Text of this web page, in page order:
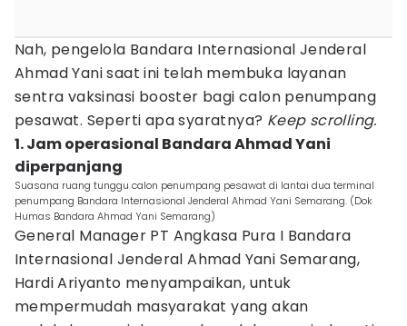
Nah, pengelola Bandara Internasional Jenderal
Ahmad Yani saat ini telah membuka layanan
sentra vaksinasi booster bagi calon penumpang
pesawat. Seperti apa syaratnya? Keep scrolling.
1. Jam operasional Bandara Ahmad Yani
diperpanjang
Suasana ruang tunggu calon penumpang pesawat di lantai dua terminal
penumpang Bandara Internasional Jenderal Ahmad Yani Semarang. (Dok
Humas Bandara Ahmad Yani Semarang)
General Manager PT Angkasa Pura I Bandara
Internasional Jenderal Ahmad Yani Semarang,
Hardi Ariyanto menyampaikan, untuk
mempermudah masyarakat yang akan